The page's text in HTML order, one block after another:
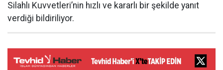
Silahlı Kuvvetleri’nin hızlı ve kararlı bir şekilde yanıt
verdiği bildiriliyor.